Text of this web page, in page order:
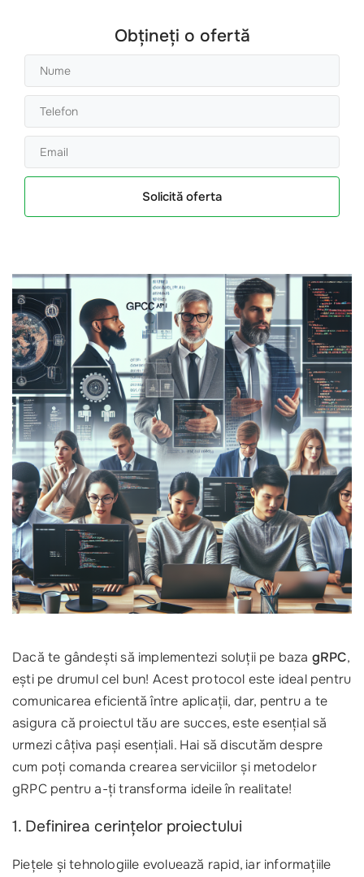
Obțineți o ofertă
Solicită oferta
Dacă te gândești să implementezi soluții pe baza gRPC,
ești pe drumul cel bun! Acest protocol este ideal pentru
comunicarea eficientă între aplicații, dar, pentru a te
asigura că proiectul tău are succes, este esențial să
urmezi câțiva pași esențiali. Hai să discutăm despre
cum poți comanda crearea serviciilor și metodelor
gRPC pentru a-ți transforma ideile în realitate!
1. Definirea cerințelor proiectului
Piețele și tehnologiile evoluează rapid, iar informațiile